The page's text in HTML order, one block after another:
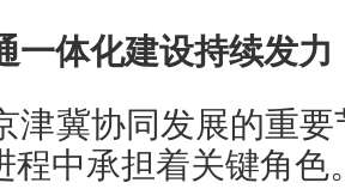
一体化建设持续发力
津冀协同发展的重
程中承担着关键角色